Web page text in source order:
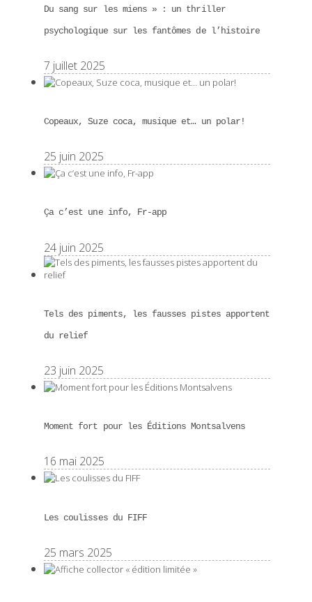
Du sang sur les miens » : un thriller
psychologique sur les fantômes de l’histoire
7 juillet 2025
Copeaux, Suze coca, musique et… un polar!
25 juin 2025
Ça c’est une info, Fr-app
24 juin 2025
Tels des piments, les fausses pistes apportent
du relief
23 juin 2025
Moment fort pour les Éditions Montsalvens
16 mai 2025
Les coulisses du FIFF
25 mars 2025